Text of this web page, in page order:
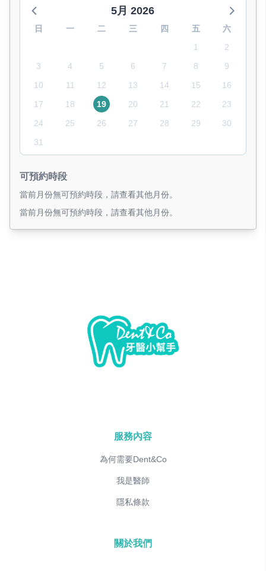
5月 2026
日 一 二 三 四 五
六
1
2
3
4 5 6 7 8
9
10
11 12 13 14 15
16
17
18 19 20 21 22
23
24
25 26 27 28 29
30
31
可預約時段
當前月份無可預約時段，請查看其他月份。
當前月份無可預約時段，請查看其他月份。
服務內容
為何需要Dent&Co
我是醫師
隱私條款
關於我們